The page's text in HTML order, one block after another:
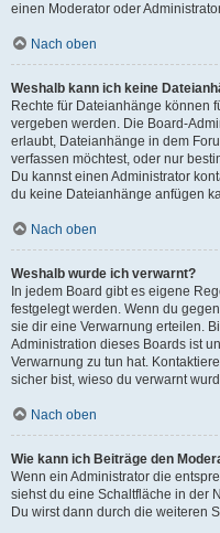
einen Moderator oder
Nach oben
Weshalb kann ich keine
Rechte für Dateianhänge können
vergeben werden. Die Board-
erlaubt, Dateianhänge in dem
verfassen möchtest, oder nur
Du kannst einen Administrator
du keine Dateianhänge anfügen
Nach oben
Weshalb wurde ich verwarnt?
In jedem Board gibt es eigene
festgelegt werden. Wenn du
sie dir eine Verwarnung erteilen.
Administration dieses Boards ist
Verwarnung zu tun hat.
sicher bist, wieso du verwarnt
Nach oben
Wie kann ich Beiträge den
Wenn ein Administrator die
siehst du eine Schaltfläche in der
Du wirst dann durch die weiteren